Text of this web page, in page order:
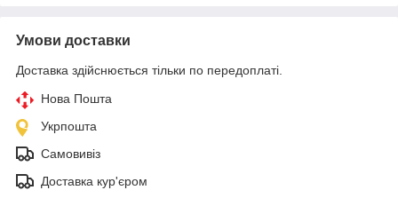
Умови доставки
Доставка здійснюється тільки по передоплаті.
Нова Пошта
Укрпошта
Самовивіз
Доставка кур'єром